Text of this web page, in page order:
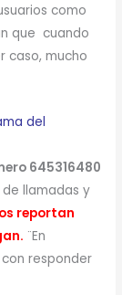
como
que cuando
caso, mucho
del
645316480
llamadas y
reportan
¨En
responder